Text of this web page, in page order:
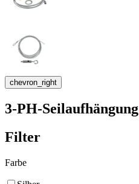
chevron_right
3-PH-Seilaufhängung
Filter
Farbe